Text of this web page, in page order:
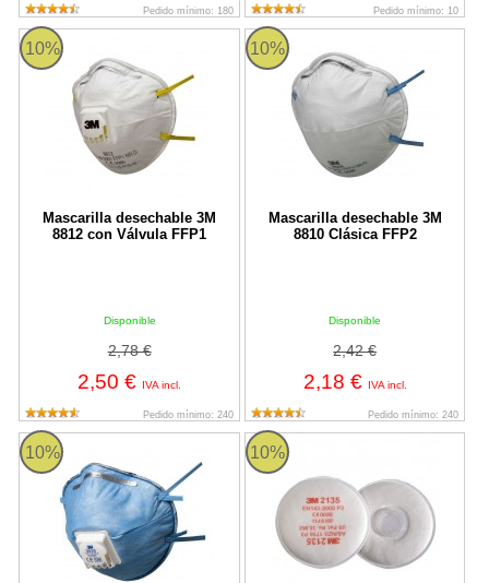
Pedido mínimo: 180 Pedido mínimo: 10
10%
Mascarilla desechable 3M
8812 con Válvula FFP1
Disponible
2,78 €
2,50 € IVA incl.
Pedido mínimo: 240
Mascarilla desechable 3M 8812 con Válvula FFP1
10%
Mascarilla desechable 3M
8810 Clásica FFP2
Disponible
2,42 €
2,18 € IVA incl.
Pedido mínimo: 240
Mascarilla desechable 3M 8810
10%
Mascarilla desechable 3M 9926 con válvula FFP2 - Gases
10%
Filtro recambiable para partículas